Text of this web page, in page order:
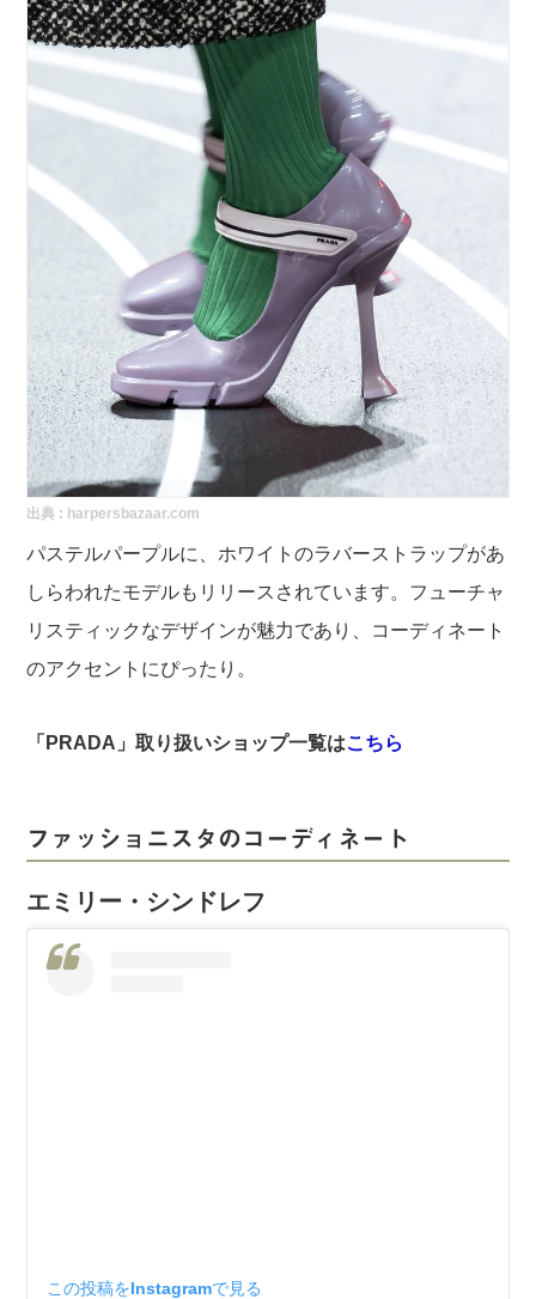
出典 : harpersbazaar.com
パステルパープルに、ホワイトのラバーストラップがあ
しらわれたモデルもリリースされています。フューチャ
リスティックなデザインが魅力であり、コーディネート
のアクセントにぴったり。
「PRADA」取り扱いショップ一覧はこちら
ファッショニスタのコーディネート
エミリー・シンドレフ
この投稿をInstagramで見る